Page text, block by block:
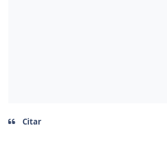
Citar